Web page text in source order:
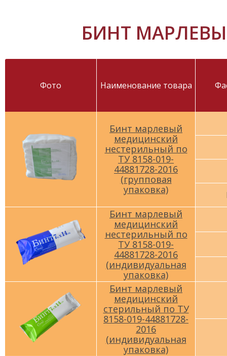
БИНТ
Фото Наименование товара
Бинт марлевый
медицинский
нестерильный по
ТУ 8158-019-
44881728-2016
(групповая
упаковка)
Бинт марлевый
медицинский
нестерильный по
ТУ 8158-019-
44881728-2016
(индивидуальная
упаковка)
Бинт марлевый
медицинский
стерильный по ТУ
8158-019-44881728-
2016
(индивидуальная
упаковка)